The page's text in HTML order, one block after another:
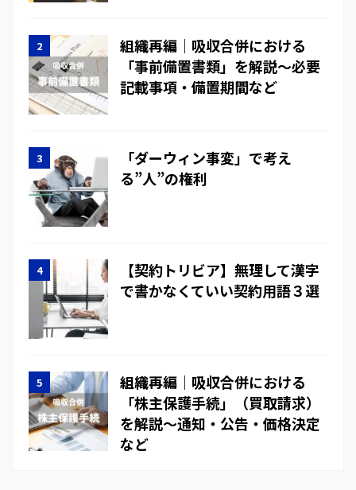
組織再編｜吸収合併における
「事前備置書類」を解説～必要
記載事項・備置期間など
「ダーウィン事変」で考え
る”人”の権利
【契約トリビア】無理して漢字
で書かなくていい契約用語３選
組織再編｜吸収合併における
「株主保護手続」（買取請求）
を解説～通知・公告・価格決定
など